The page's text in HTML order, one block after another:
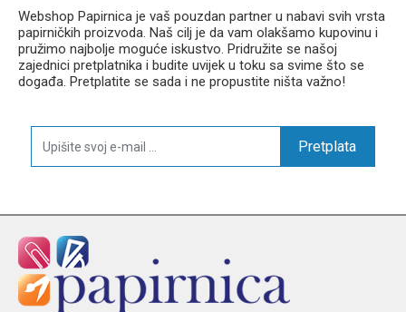
Webshop Papirnica je vaš pouzdan partner u nabavi svih vrsta
papirničkih proizvoda. Naš cilj je da vam olakšamo kupovinu i
pružimo najbolje moguće iskustvo. Pridružite se našoj
zajednici pretplatnika i budite uvijek u toku sa svime što se
događa. Pretplatite se sada i ne propustite ništa važno!
Pretplata